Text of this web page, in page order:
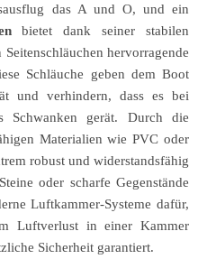
das A und O, und ein
bietet dank seiner stabilen
hervorragende
Schläuche geben dem Boot
und verhindern, dass es bei
Schwanken gerät. Durch die
Materialien wie PVC oder
robust und widerstandsfähig
oder scharfe Gegenstände
Luftkammer-Systeme dafür,
Luftverlust in einer Kammer
Sicherheit garantiert.